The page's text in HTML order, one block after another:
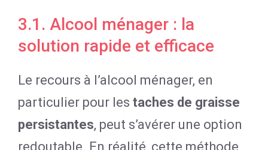
3.1. Alcool ménager : la
solution rapide et efficace
Le recours à l’alcool ménager, en
particulier pour les taches de graisse
persistantes, peut s’avérer une option
redoutable. En réalité, cette méthode